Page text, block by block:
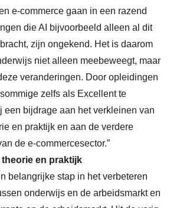
e-commerce gaan in een razend
die AI bijvoorbeeld alleen al dit
zijn ongekend. Het is daarom
niet alleen meebeweegt, maar
veranderingen. Door opleidingen
zelfs als Excellent te
een bijdrage aan het verkleinen van
en praktijk en aan de verdere
de e-commercesector.”
en praktijk
belangrijke stap in het verbeteren
onderwijs en de arbeidsmarkt en